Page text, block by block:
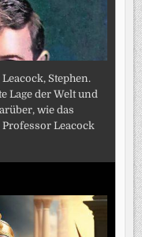
Stephen.
Lage der Welt und
wie das
Leacock